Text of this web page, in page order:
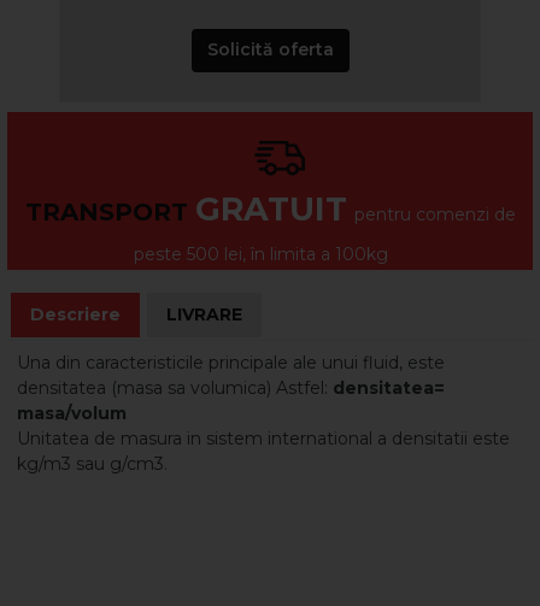
Solicită oferta
TRANSPORT GRATUIT pentru comenzi de
peste 500 lei, în limita a 100kg
Descriere LIVRARE
Una din caracteristicile principale ale unui fluid, este
densitatea (masa sa volumica) Astfel: densitatea=
masa/volum
Unitatea de masura in sistem international a densitatii este
kg/m3 sau g/cm3.